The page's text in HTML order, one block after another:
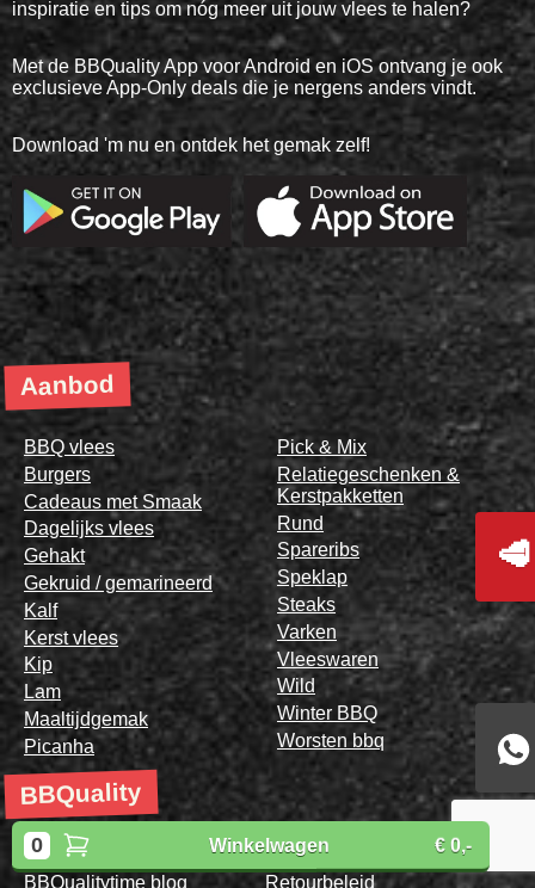
Winkelwagen
0 € 0,-
inspiratie en tips om nóg meer uit jouw vlees te halen?
Met de BBQuality App voor Android en iOS ontvang je ook
exclusieve App-Only deals die je nergens anders vindt.
Download 'm nu en ontdek het gemak zelf!
Aanbod
BBQ vlees
Burgers
Cadeaus met Smaak
Dagelijks vlees
Gehakt
Gekruid / gemarineerd
Kalf
Kerst vlees
Kip
Lam
Maaltijdgemak
Picanha
Pick & Mix
Relatiegeschenken &
Kerstpakketten
Rund
Spareribs
Speklap
Steaks
Varken
Vleeswaren
Wild
Winter BBQ
Worsten bbq
BBQuality
Homepagina
BBQualitytime blog
Recepten
Retourbeleid
🥩